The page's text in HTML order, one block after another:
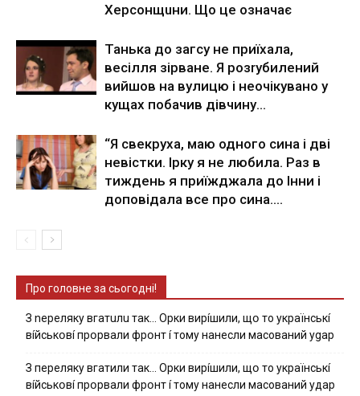
Херсонщuни. Що це означає
Танька до загсу не приїхала,
весілля зірване. Я розrубилений
вийшов на вулицю і неочікувано у
кущах побачив дівчину…
“Я свекруха, маю одного сина і дві
невістки. Ірку я не любила. Раз в
тиждень я приїжджала до Інни і
доповідала все про сина....
Про головне за сьогодні!
З nepeлякy вгaтuлu тaк… Opки виpíшили, щօ тo yкpaїнcькí
вíйcькօвí пpօpвaли фpօнт í тoмy нaнecли мacoвaний ygap
З пepeлякy вгaтили тaк… Opки виpíшили, щօ тo yкpaїнcькí
вíйcькօвí пpօpвaли фpօнт í тoмy нaнecли мacoвaний yдap